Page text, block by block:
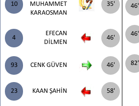
10
MUHAMMET
KARAOSMAN
35'
4
EFECAN
DİLMEN
46'
93 CENK GÜVEN 46'
23 KAAN ŞAHİN 58'
46'
46'
82'